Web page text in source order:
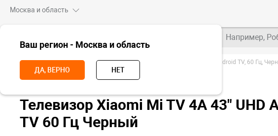
Москва и область
Ваш регион - Москва и область
ДА, ВЕРНО НЕТ
Например,
Главная ТВ Телевизоры Телевизор Xiaomi Mi TV 4A 43", UHD, Android TV, 60 Гц,
Телевизор Xiaomi Mi TV 4A 43" UHD
TV 60 Гц Черный